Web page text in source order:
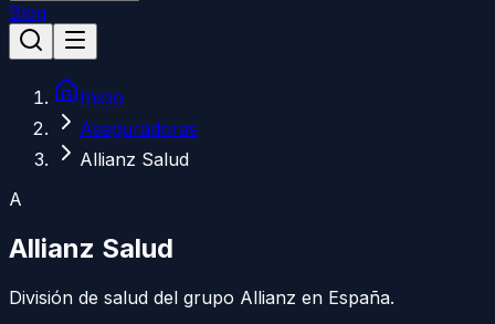
Blog
Inicio
Aseguradoras
Allianz Salud
A
Allianz Salud
División de salud del grupo Allianz en España.